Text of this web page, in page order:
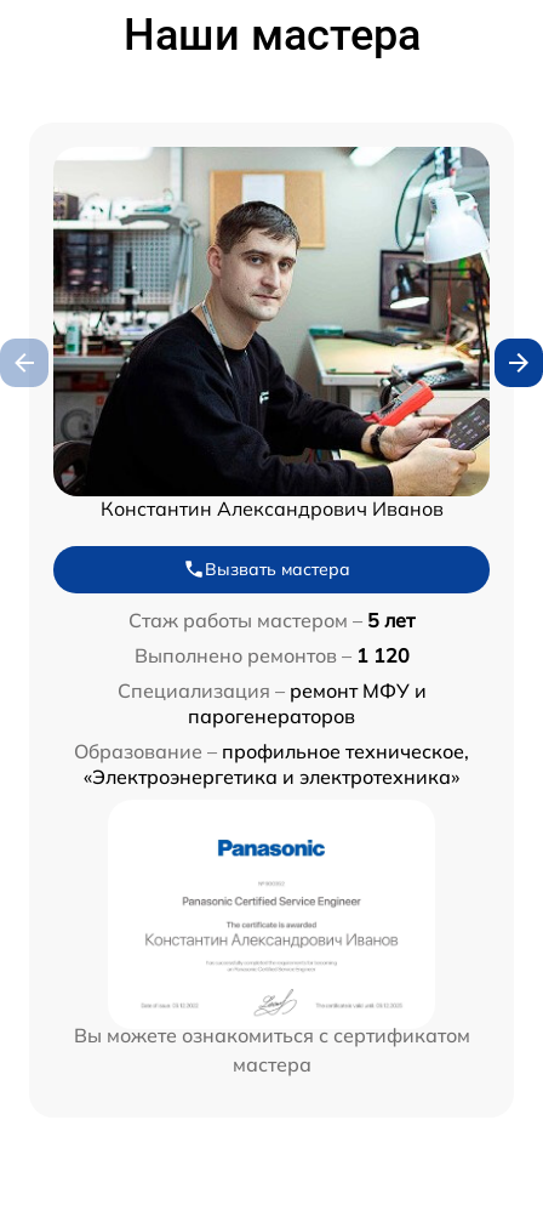
Наши мастера
Константин Александрович Иванов
Вызвать мастера
Стаж работы мастером – 5 лет
Выполнено ремонтов – 1 120
Специализация – ремонт МФУ и
парогенераторов
Образование – профильное техническое,
«Электроэнергетика и электротехника»
Вы можете ознакомиться с сертификатом
мастера